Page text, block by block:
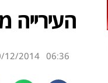
העירייה
06:36
12/2014